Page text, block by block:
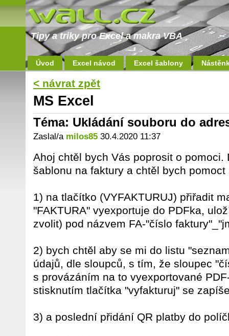
Tipy a triky pro Excel a makra VBA
Úvod Excel návod Excel šablony
< návrat zpět
MS Excel
Téma: Ukládání souboru do
Zaslal/a milos85 30.4.2020 11:37
Ahoj chtěl bych Vás poprosit o pomoci.
šablonu na faktury a chtěl bych
1) na tlačítko (VYFAKTURUJ) přiřadit
"FAKTURA" vyexportuje do PDFka,
zvolit) pod názvem FA-"číslo
2) bych chtěl aby se mi do listu
údajů, dle sloupců, s tím, že sloupec
s provázáním na to vyexportované
stisknutím tlačítka "vyfakturuj" se
3) a poslední přidání QR platby do